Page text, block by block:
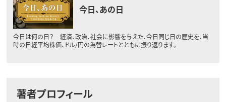
今日、あの日
今日は何の日？ 経済、政治、社会に影響を与えた、今日同じ日の歴史を、当
時の日経平均株価、ドル/円の為替レートとともに振り返ります。
著者プロフィール